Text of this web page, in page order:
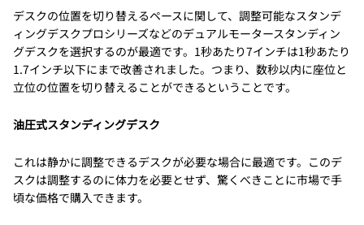
デスクの位置を切り替えるペースに関して、調整可能なスタンデ
ィングデスクプロシリーズなどのデュアルモータースタンディン
グデスクを選択するのが最適です。1秒あたり7インチは1秒あたり
1.7インチ以下にまで改善されました。つまり、数秒以内に座位と
立位の位置を切り替えることができるということです。
油圧式スタンディングデスク
これは静かに調整できるデスクが必要な場合に最適です。このデ
スクは調整するのに体力を必要とせず、驚くべきことに市場で手
頃な価格で購入できます。